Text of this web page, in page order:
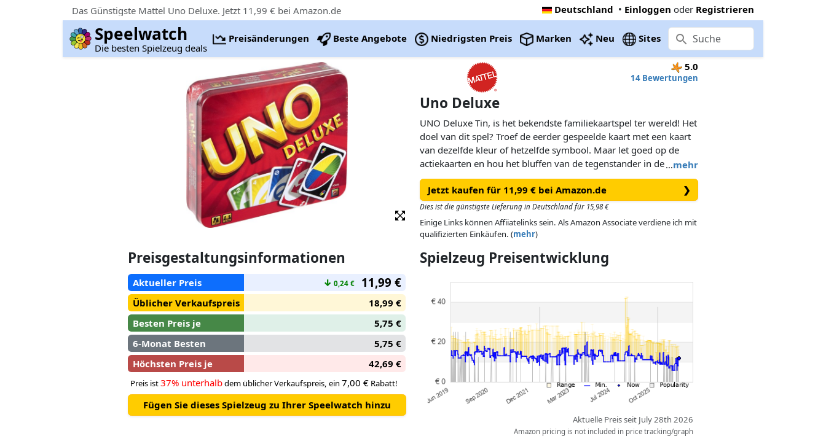
Das Günstigste Mattel Uno Deluxe. Jetzt 11,99 € bei Amazon.de Deutschland • Einloggen oder Registrieren
Speelwatch
Die besten Spielzeug deals
Preisänderungen Beste Angebote Niedrigsten Preis Marken Neu Sites
5.0
14 Bewertungen
Uno Deluxe
…mehr
UNO Deluxe Tin, is het bekendste familiekaartspel ter wereld! Het
doel van dit spel? Troef de eerder gespeelde kaart met een kaart
van dezelfde kleur of hetzelfde symbool. Maar let goed op de
actiekaarten en hou het bluffen van de tegenstander in de gaten!
Jetzt kaufen für 11,99 € bei Amazon.de ❯
Dies ist die günstigste Lieferung in Deutschland für 15,98 €
Einige Links können Affiiatelinks sein. Als Amazon Associate verdiene ich mit
qualifizierten Einkäufen. (mehr)
Preisgestaltungsinformationen
Aktueller Preis ↓ 0,24 € 11,99 €
Üblicher Verkaufspreis
18,99 €
Besten Preis je
5,75 €
6-Monat Besten
5,75 €
Höchsten Preis je
42,69 €
Preis ist37% unterhalbdem üblicher Verkaufspreis, ein 7,00 € Rabatt!
Fügen Sie dieses Spielzeug zu Ihrer Speelwatch hinzu
Spielzeug Preisentwicklung
Aktuelle Preis seit July 28th 2026
Amazon pricing is not included in price tracking/graph